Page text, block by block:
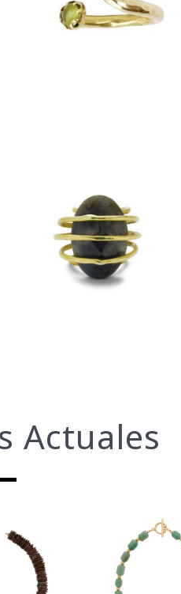
Anillo Jaulita Labradorita
$3,290
anillos
Actuales